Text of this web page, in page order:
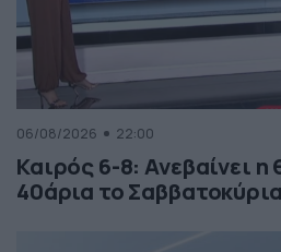
06/08/2026 22:00
Καιρός 6-8: Ανεβαίνει
40άρια το